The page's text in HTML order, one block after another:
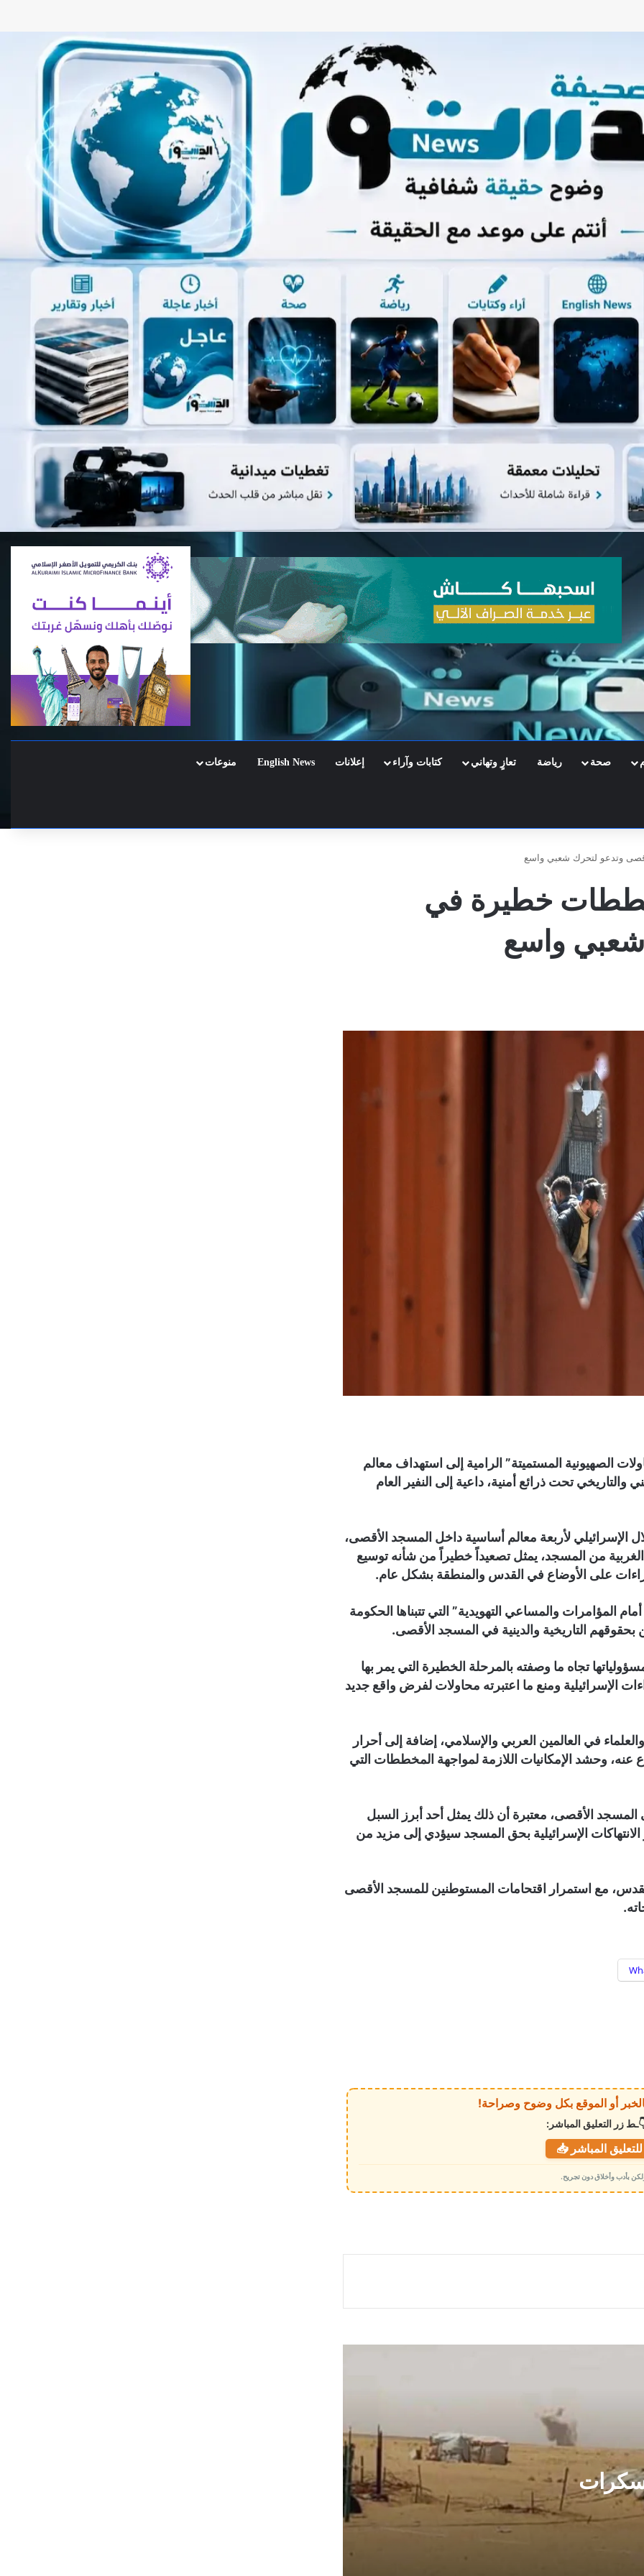
صحة رياضة تعازٍ وتهاني كتابات وآراء إعلانات English News منوعات
وتدعو لتحرك شعبي واسع
خطيرة في
واسع
الصهيونية المستميتة” الرامية إلى استهداف معالم
تحت ذرائع أمنية، داعية إلى النفير العام
الإسرائيلي لأربعة معالم أساسية داخل المسجد الأقصى،
من المسجد، يمثل تصعيداً خطيراً من شأنه توسيع
على الأوضاع في القدس والمنطقة بشكل عام.
والمساعي التهويدية” التي تتبناها الحكومة
التاريخية والدينية في المسجد الأقصى.
تجاه ما وصفته بالمرحلة الخطيرة التي يمر بها
الإسرائيلية ومنع ما اعتبرته محاولات لفرض واقع جديد
في العالمين العربي والإسلامي، إضافة إلى أحرار
عنه، وحشد الإمكانيات اللازمة لمواجهة المخططات التي
الأقصى، معتبرة أن ذلك يمثل أحد أبرز السبل
الإسرائيلية بحق المسجد سيؤدي إلى مزيد من
مع استمرار اقتحامات المستوطنين للمسجد الأقصى
زر التعليق المباشر:
المباشر 📥
بأدب وأخلاق دون تجريح.
تحرير صنعاء
القاهرة تكشف حصيلة ضخمة لاسترداد
أراضي الدولة والأموال المتأخرة
تحركات عسكرية مقلقة .. الحوثيون يدفعون
بصواريخ وأسلحة ثقيلة نحو البحر الأحمر